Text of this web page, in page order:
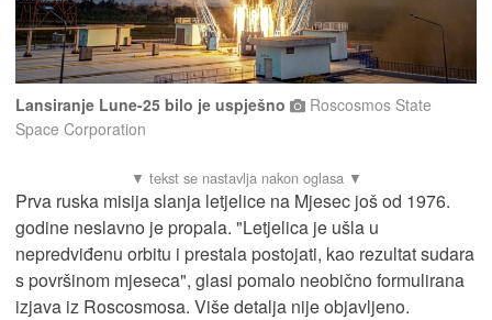
Lansiranje Lune-25 bilo je uspješno
Roscosmos State
Space Corporation
Prva ruska misija slanja letjelice na Mjesec još od 1976.
godine neslavno je propala. "Letjelica je ušla u
nepredviđenu orbitu i prestala postojati, kao rezultat sudara
s površinom mjeseca", glasi pomalo neobično formulirana
izjava iz Roscosmosa. Više detalja nije objavljeno.